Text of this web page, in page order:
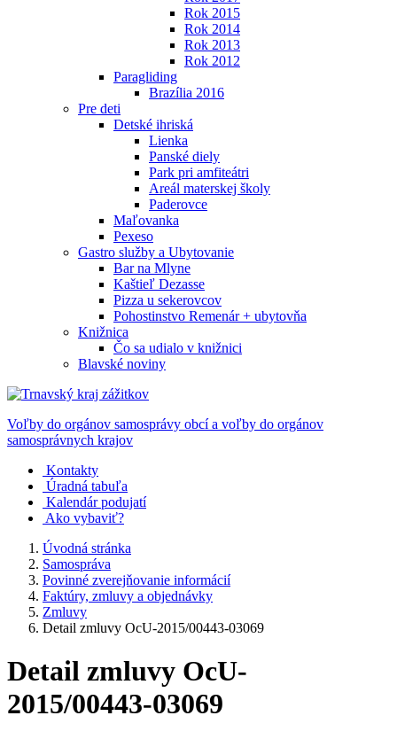
Rok 2015
Rok 2014
Rok 2013
Rok 2012
Paragliding
Brazília 2016
Pre deti
Detské ihriská
Lienka
Panské diely
Park pri amfiteátri
Areál materskej školy
Paderovce
Maľovanka
Pexeso
Gastro služby a Ubytovanie
Bar na Mlyne
Kaštieľ Dezasse
Pizza u sekerovcov
Pohostinstvo Remenár + ubytovňa
Knižnica
Čo sa udialo v knižnici
Blavské noviny
Voľby do orgánov samosprávy obcí a voľby do orgánov
samosprávnych krajov
Kontakty
Úradná tabuľa
Kalendár podujatí
Ako vybaviť?
Úvodná stránka
Samospráva
Povinné zverejňovanie informácií
Faktúry, zmluvy a objednávky
Zmluvy
Detail zmluvy OcU-2015/00443-03069
Detail zmluvy OcU-
2015/00443-03069